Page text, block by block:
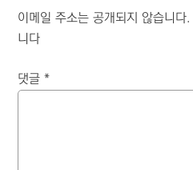
이메일 주소는 공개되지 않습니다.
니다
댓글*